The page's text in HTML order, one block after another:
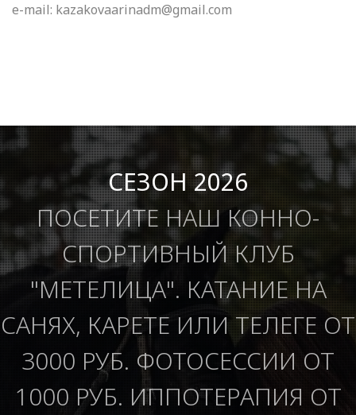
e-mail: kazakovaarinadm@gmail.com
СЕЗОН 2026
ПОСЕТИТЕ НАШ КОННО-
СПОРТИВНЫЙ КЛУБ
"МЕТЕЛИЦА". КАТАНИЕ НА
САНЯХ, КАРЕТЕ ИЛИ ТЕЛЕГЕ ОТ
3000 РУБ. ФОТОСЕССИИ ОТ
1000 РУБ. ИППОТЕРАПИЯ ОТ